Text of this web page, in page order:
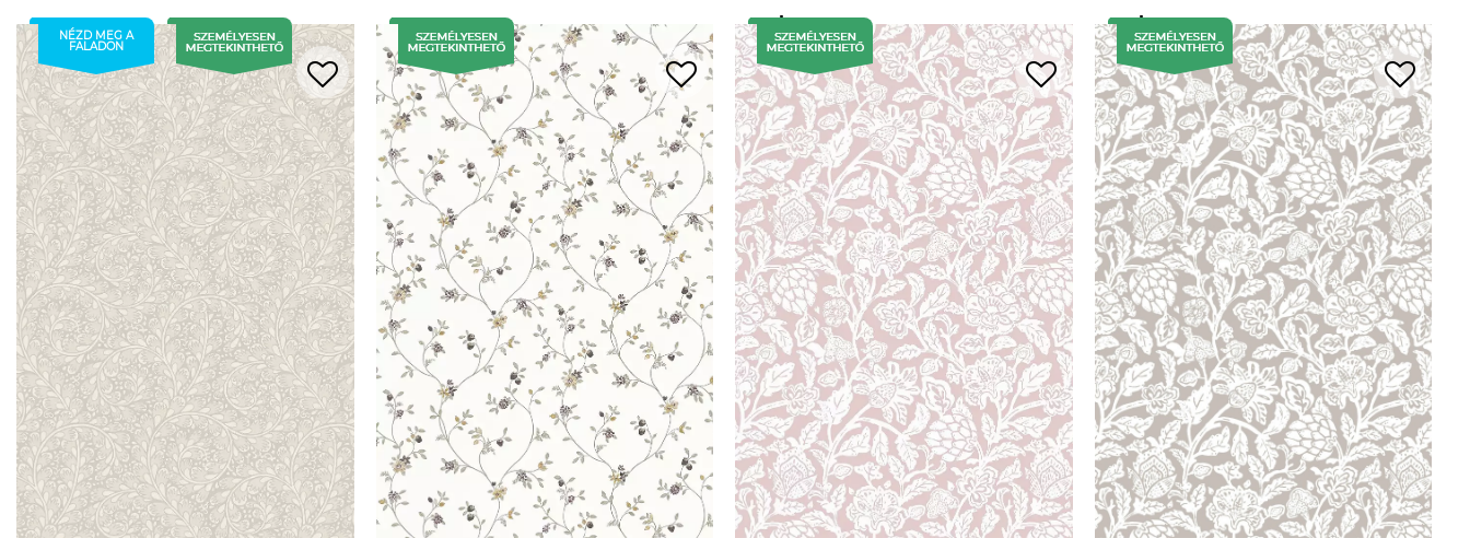
NÉZD MEG A
FALADON